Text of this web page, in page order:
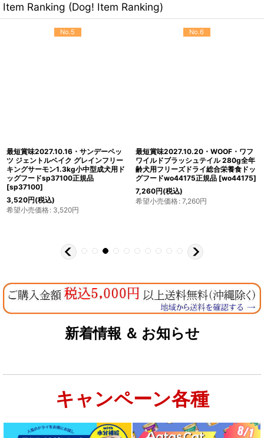
Item Ranking (Dog! Item Ranking)
No.5
最短賞味2027.10.16・サンデーペッ
ツ ジェントルベイク グレインフリー
キングサーモン1.3kg小中型成犬用ド
ッグフードsp37100正規品
[sp37100]
3,520円(税込)
希望小売価格: 3,520円
No.6
最短賞味2027.10.20・WOOF・ワフ
ワイルドブラッシュテイル 280g全年
齢犬用フリーズドライ総合栄養食ドッ
グフードwo44175正規品 [wo44175]
7,260円(税込)
希望小売価格: 7,260円
新着情報 ＆ お知らせ
キャンペーン各種